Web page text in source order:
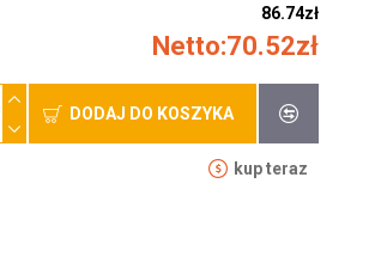
86.74zł
Netto:70.52zł
DODAJ DO KOSZYKA
kup teraz